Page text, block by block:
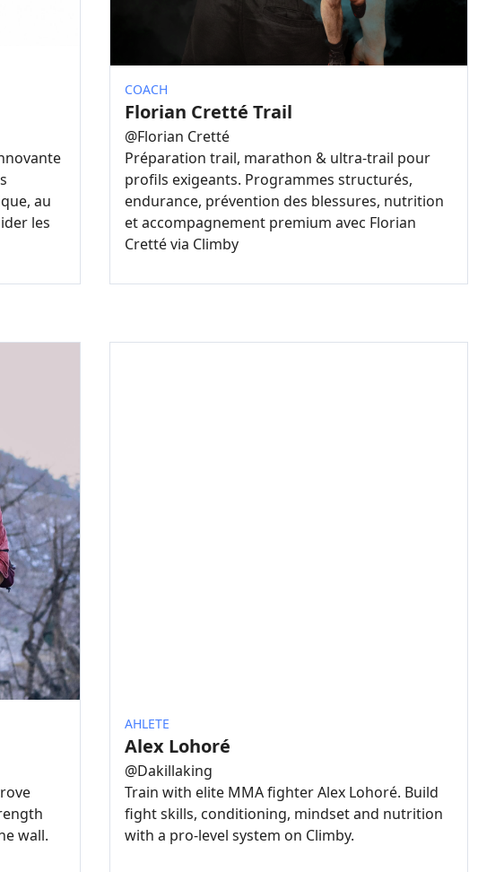
au
les
COACH
Florian Cretté Trail
@Florian Cretté
Préparation trail, marathon & ultra-trail pour
profils exigeants. Programmes structurés,
endurance, prévention des blessures, nutrition
et accompagnement premium avec Florian
Cretté via Climby
wall.
AHLETE
Alex Lohoré
@Dakillaking
Train with elite MMA fighter Alex Lohoré. Build
fight skills, conditioning, mindset and nutrition
with a pro-level system on Climby.